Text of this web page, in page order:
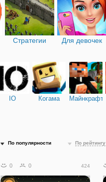
Стратегии Для девочек
IO Когама Майнкрафт
По популярности По рейтингу
0 0 424